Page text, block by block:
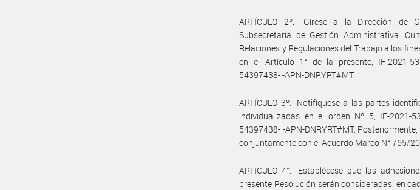
ARTÍCULO 2º.- Gírese a la Dirección de
Subsecretaría de Gestión Administrativa.
Relaciones y Regulaciones del Trabajo a los
en el Artículo 1° de la presente, IF-2021-
54397438- -APN-DNRYRT#MT.
ARTÍCULO 3º.- Notifíquese a las partes
individualizadas en el orden Nº 5, IF-2021-
54397438- -APN-DNRYRT#MT.
conjuntamente con el Acuerdo Marco N° 765/
ARTICULO 4°.- Establécese que las
presente Resolución serán consideradas, en